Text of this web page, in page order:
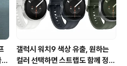
협회와 아이어워즈
갤럭시 워치9 색상 유출, 원하는
컬러 선택하면 스트랩도 함께 정해